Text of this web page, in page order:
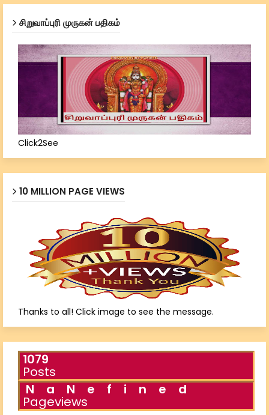
சிறுவாப்புரி முருகன் பதிகம்
Click2See
10 MILLION PAGE VIEWS
Thanks to all! Click image to see the message.
1079
Posts
N
a N e f i n e d
Pageviews